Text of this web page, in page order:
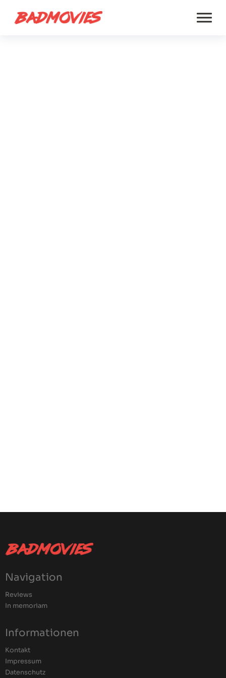
Navigation
Reviews
In memoriam
Informationen
Kontakt
Impressum
Datenschutz